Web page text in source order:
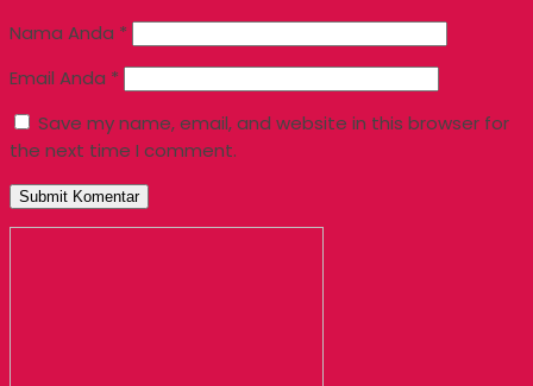
Nama Anda *
Email Anda *
Save my name, email, and website in this browser for
the next time I comment.